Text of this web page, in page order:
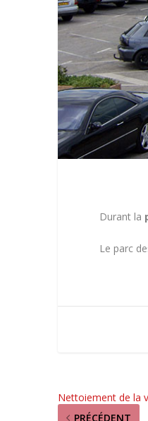
Durant la
Le parc
Nettoiement de la
PRÉCÉDENT